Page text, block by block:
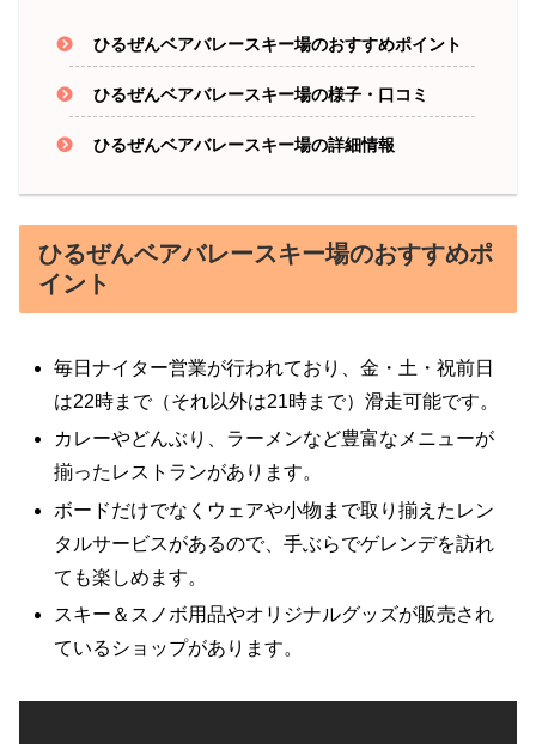
ひるぜんベアバレースキー場のおすすめポイント
ひるぜんベアバレースキー場の様子・口コミ
ひるぜんベアバレースキー場の詳細情報
ひるぜんベアバレースキー場のおすすめポ
イント
毎日ナイター営業が行われており、金・土・祝前日
は22時まで（それ以外は21時まで）滑走可能です。
カレーやどんぶり、ラーメンなど豊富なメニューが
揃ったレストランがあります。
ボードだけでなくウェアや小物まで取り揃えたレン
タルサービスがあるので、手ぶらでゲレンデを訪れ
ても楽しめます。
スキー＆スノボ用品やオリジナルグッズが販売され
ているショップがあります。